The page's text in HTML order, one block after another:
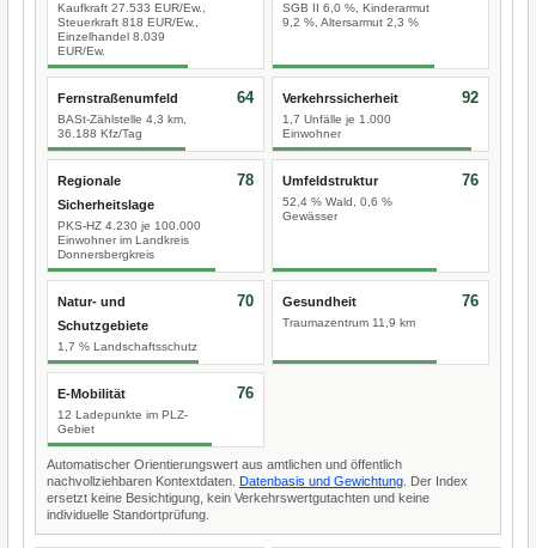
Kaufkraft 27.533 EUR/Ew.,
Steuerkraft 818 EUR/Ew.,
Einzelhandel 8.039
EUR/Ew.
SGB II 6,0 %, Kinderarmut
9,2 %, Altersarmut 2,3 %
Fernstraßenumfeld
BASt-Zählstelle 4,3 km,
36.188 Kfz/Tag
64 Verkehrssicherheit
1,7 Unfälle je 1.000
Einwohner
92
Regionale
Sicherheitslage
PKS-HZ 4.230 je 100.000
Einwohner im Landkreis
Donnersbergkreis
78 Umfeldstruktur
52,4 % Wald, 0,6 %
Gewässer
76
Natur- und
Schutzgebiete
1,7 % Landschaftsschutz
70 Gesundheit
Traumazentrum 11,9 km
76
E-Mobilität
12 Ladepunkte im PLZ-
Gebiet
76
Automatischer Orientierungswert aus amtlichen und öffentlich
nachvollziehbaren Kontextdaten. Datenbasis und Gewichtung . Der Index
ersetzt keine Besichtigung, kein Verkehrswertgutachten und keine
individuelle Standortprüfung.